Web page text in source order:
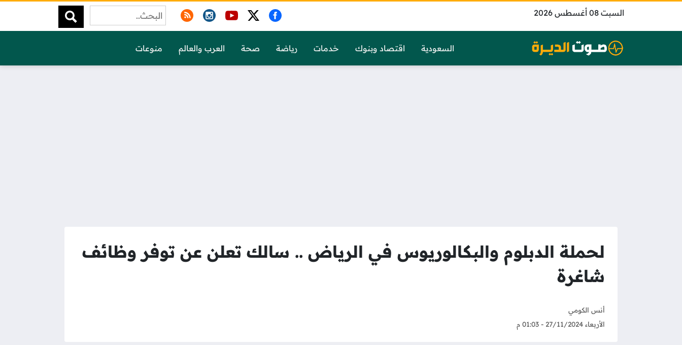
السبت 08 أغسطس 2026
السعودية اقتصاد وبنوك خدمات رياضة صحة العرب والعالم منوعات
لحملة الدبلوم والبكالوريوس في الرياض .. سالك تعلن عن توفر وظائف
شاغرة
أنس الكومي
الأربعاء 27/11/2024 - 01:03 م